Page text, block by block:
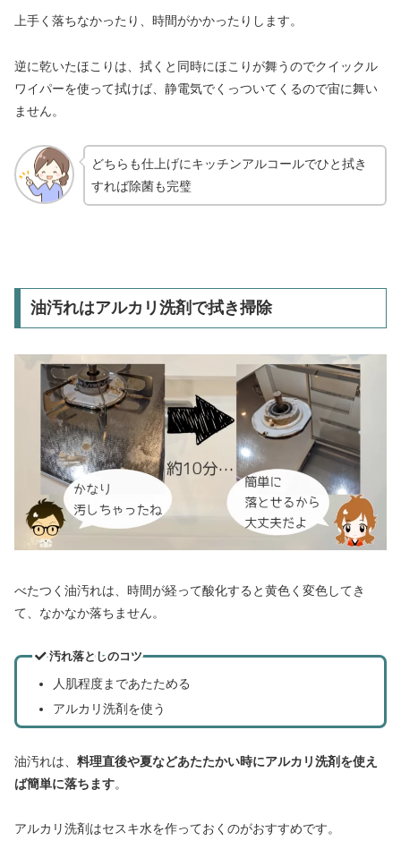
上手く落ちなかったり、時間がかかったりします。
逆に乾いたほこりは、拭くと同時にほこりが舞うのでクイックル
ワイパーを使って拭けば、静電気でくっついてくるので宙に舞い
ません。
どちらも仕上げにキッチンアルコールでひと拭き
すれば除菌も完璧
油汚れはアルカリ洗剤で拭き掃除
べたつく油汚れは、時間が経って酸化すると黄色く変色してき
て、なかなか落ちません。
汚れ落としのコツ
人肌程度まであたためる
アルカリ洗剤を使う
油汚れは、 料理直後や夏などあたたかい時にアルカリ洗剤を使え
ば簡単に落ちます。
アルカリ洗剤はセスキ水を作っておくのがおすすめです。